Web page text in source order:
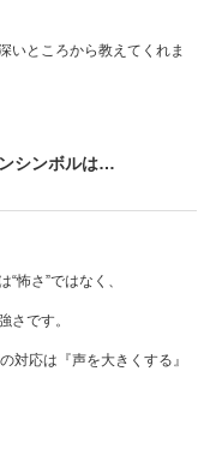
いところから教えてくれま
シンボルは…
怖さ”ではなく、
さです。
対応は『声を大きくする』